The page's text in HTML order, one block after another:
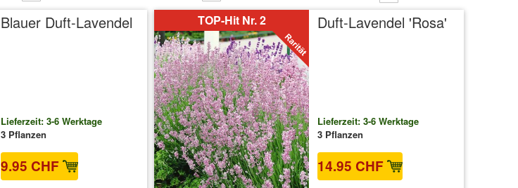
Blauer Duft-Lavendel
Lieferzeit: 3-6 Werktage
3 Pflanzen
9.95 CHF
TOP-Hit Nr. 2 Duft-Lavendel 'Rosa'
Lieferzeit: 3-6 Werktage
3 Pflanzen
14.95 CHF